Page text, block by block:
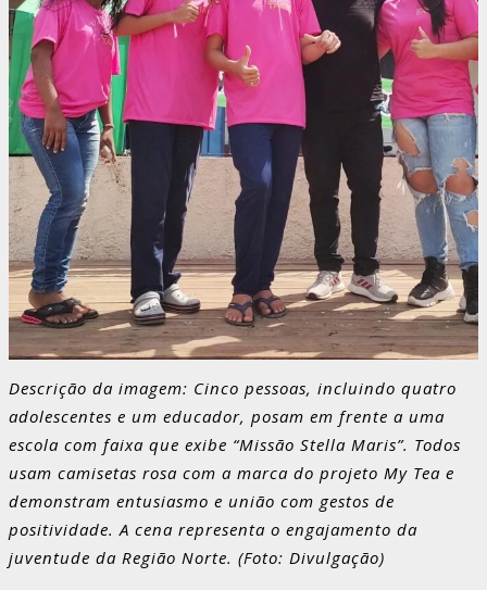
Descrição da imagem: Cinco pessoas, incluindo quatro
adolescentes e um educador, posam em frente a uma
escola com faixa que exibe “Missão Stella Maris”. Todos
usam camisetas rosa com a marca do projeto My Tea e
demonstram entusiasmo e união com gestos de
positividade. A cena representa o engajamento da
juventude da Região Norte. (Foto: Divulgação)